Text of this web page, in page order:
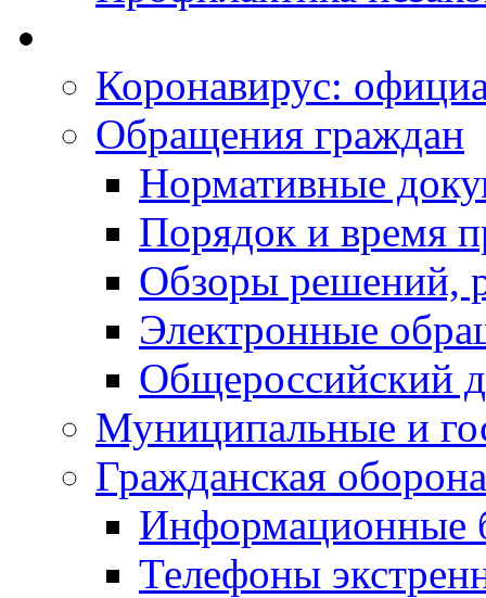
Коронавирус:
Обращения граждан
Нормативные
Порядок и время
Обзоры решений,
Электронные
Общероссийский
Муниципальные и
Гражданская
Информационные
Телефоны